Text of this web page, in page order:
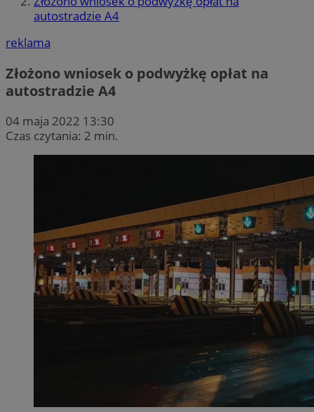
autostradzie A4
reklama
Złożono wniosek o podwyżkę opłat na
autostradzie A4
04 maja 2022 13:30
Czas czytania: 2 min.